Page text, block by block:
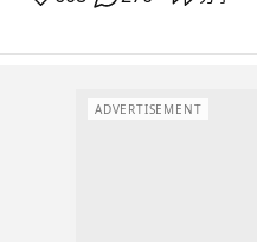
ADVERTISEMENT